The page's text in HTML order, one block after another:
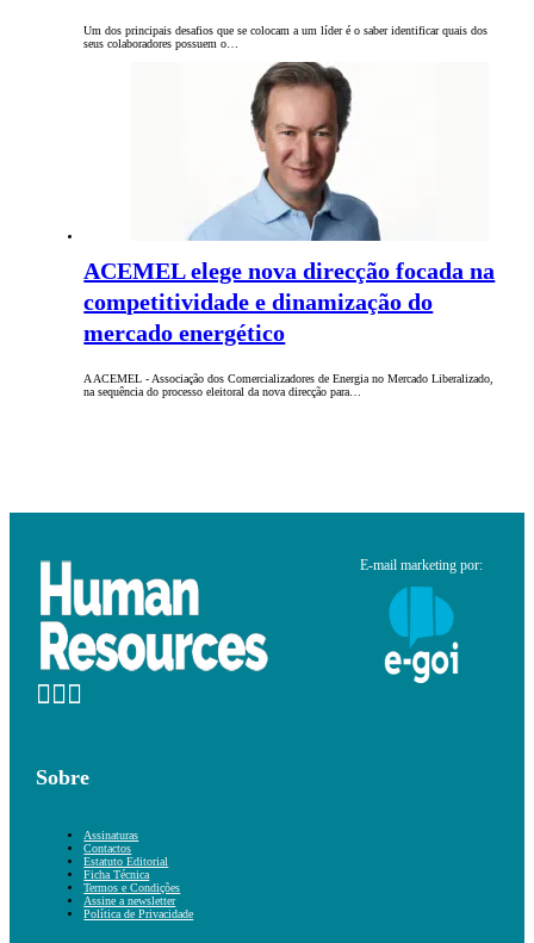
Um dos principais desafios que se colocam a um líder é o saber identificar quais dos
seus colaboradores possuem o…
ACEMEL elege nova direcção focada na
competitividade e dinamização do
mercado energético
A ACEMEL - Associação dos Comercializadores de Energia no Mercado Liberalizado,
na sequência do processo eleitoral da nova direcção para…
E-mail marketing por:
Sobre
Assinaturas
Contactos
Estatuto Editorial
Ficha Técnica
Termos e Condições
Assine a newsletter
Política de Privacidade